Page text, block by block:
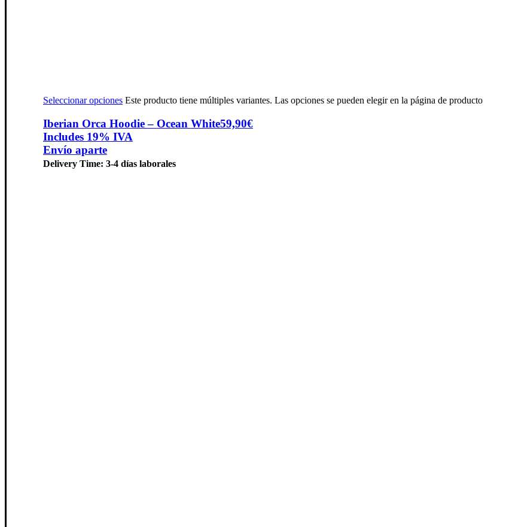
Seleccionar opciones Este producto tiene múltiples variantes. Las opciones se pueden elegir en la página de producto
Iberian Orca Hoodie – Ocean White59,90€
Includes 19% IVA
Envío aparte
Delivery Time: 3-4 días laborales